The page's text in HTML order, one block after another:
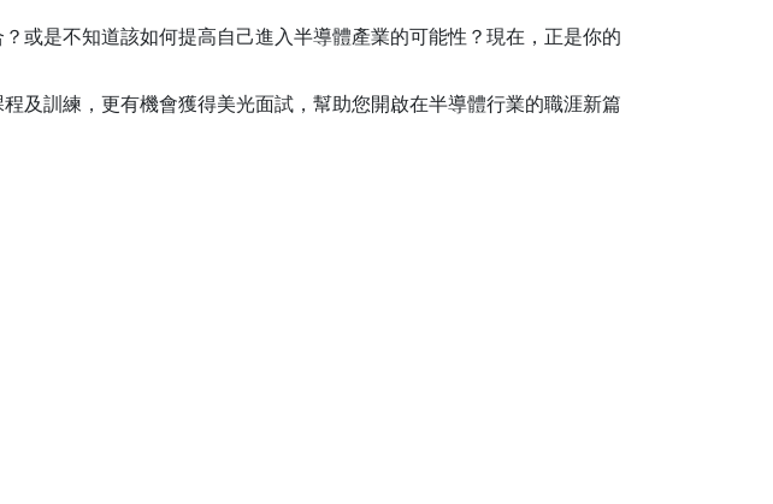
或是不知道該如何提高自己進入半導體產業的可能性？現在，正是你的
及訓練，更有機會獲得美光面試，幫助您開啟在半導體行業的職涯新篇